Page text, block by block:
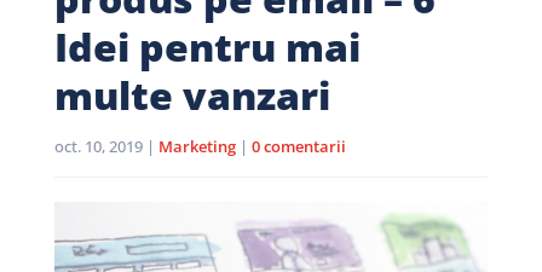
Idei pentru mai
multe vanzari
oct. 10, 2019| Marketing| 0 comentarii